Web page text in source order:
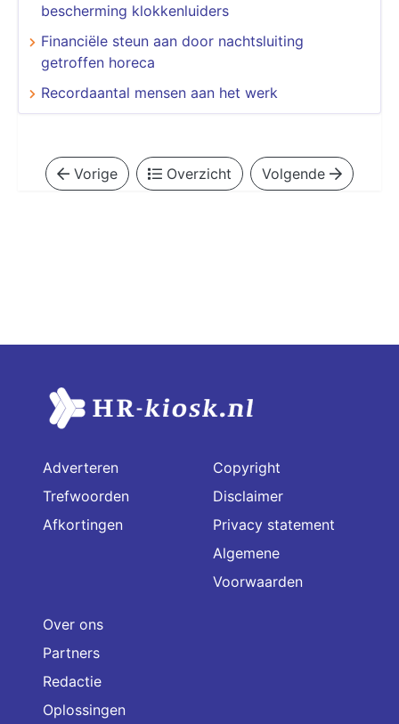
bescherming klokkenluiders
Financiële steun aan door nachtsluiting
getroffen horeca
Recordaantal mensen aan het werk
Vorige Overzicht Volgende
Adverteren
Trefwoorden
Afkortingen
Copyright
Disclaimer
Privacy statement
Algemene
Voorwaarden
Over ons
Partners
Redactie
Oplossingen